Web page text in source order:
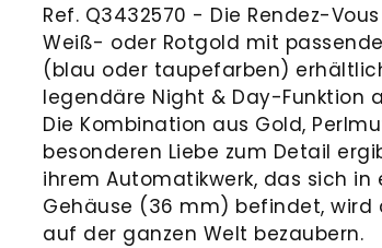
Ref. Q3432570 - Die Rendez-
Weiß- oder Rotgold mit
(blau oder taupefarben)
legendäre Night & Day-Funktion
Die Kombination aus Gold,
besonderen Liebe zum Detail
ihrem Automatikwerk, das sich
Gehäuse (36 mm) befindet, wird
auf der ganzen Welt bezaubern.